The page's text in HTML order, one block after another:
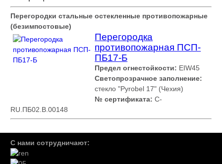
Перегородки стальные остекленные противопожарные
(безимпостовые)
Перегородка
противопожарная ПСП-
ПБ17-Б
Предел огнестойкости: EIW45
Светопрозрачное заполнение:
стекло "Pyrobel 17" (Чехия)
№ сертификата: С-
RU.ПБ02.В.00148
C нами сотрудничают: